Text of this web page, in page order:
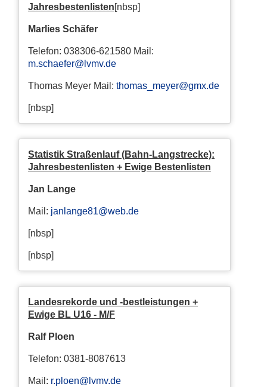
Jahresbestenlisten[nbsp]
Marlies Schäfer
Telefon: 038306-621580 Mail:
m.schaefer@lvmv.de
Thomas Meyer Mail: thomas_meyer@gmx.de
[nbsp]
Statistik Straßenlauf (Bahn-Langstrecke):
Jahresbestenlisten + Ewige Bestenlisten
Jan Lange
Mail: janlange81@web.de
[nbsp]
[nbsp]
Landesrekorde und -bestleistungen +
Ewige BL U16 - M/F
Ralf Ploen
Telefon: 0381-8087613
Mail: r.ploen@lvmv.de